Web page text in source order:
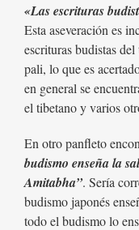
«Las escrituras
Esta aseveración es
escrituras budistas
pali, lo que es
en general se
el tibetano y varios
En otro panfleto
budismo enseña la
Amitabha”. Sería
budismo japonés
todo el budismo lo